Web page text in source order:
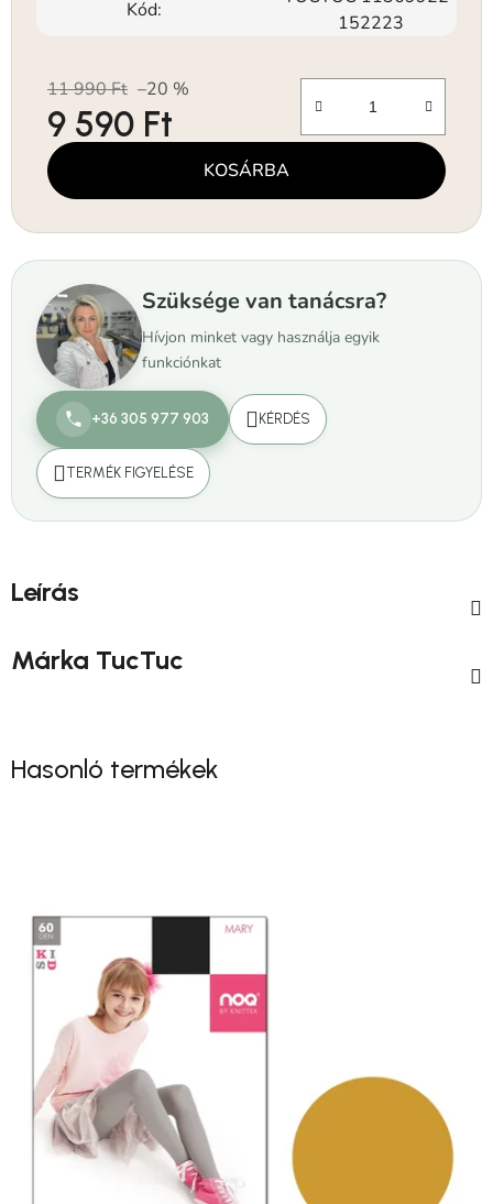
Kód:
152223
11 990 Ft –20 %
9 590 Ft
Egységár: KOSÁRBA
Szüksége van tanácsra?
Hívjon minket vagy használja egyik
funkciónkat
+36 305 977 903 KÉRDÉS
TERMÉK FIGYELÉSE
Leírás
Márka TucTuc
Hasonló termékek